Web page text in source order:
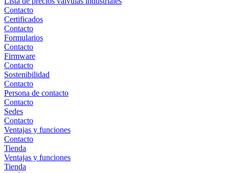
Contacto
Certificados
Contacto
Formularios
Contacto
Firmware
Contacto
Sostenibilidad
Contacto
Persona de contacto
Contacto
Sedes
Contacto
Ventajas y funciones
Contacto
Tienda
Ventajas y funciones
Tienda